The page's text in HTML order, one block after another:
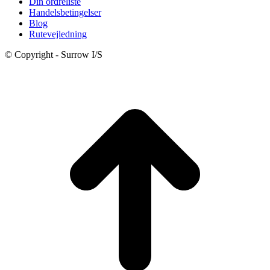
Handelsbetingelser
Blog
Rutevejledning
© Copyright - Surrow I/S